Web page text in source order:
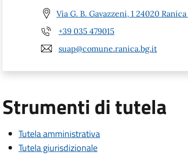
Via G. B. Gavazzeni, 1 24020 Ranica
+39 035 479015
suap@comune.ranica.bg.it
Strumenti di tutela
Tutela amministrativa
Tutela giurisdizionale